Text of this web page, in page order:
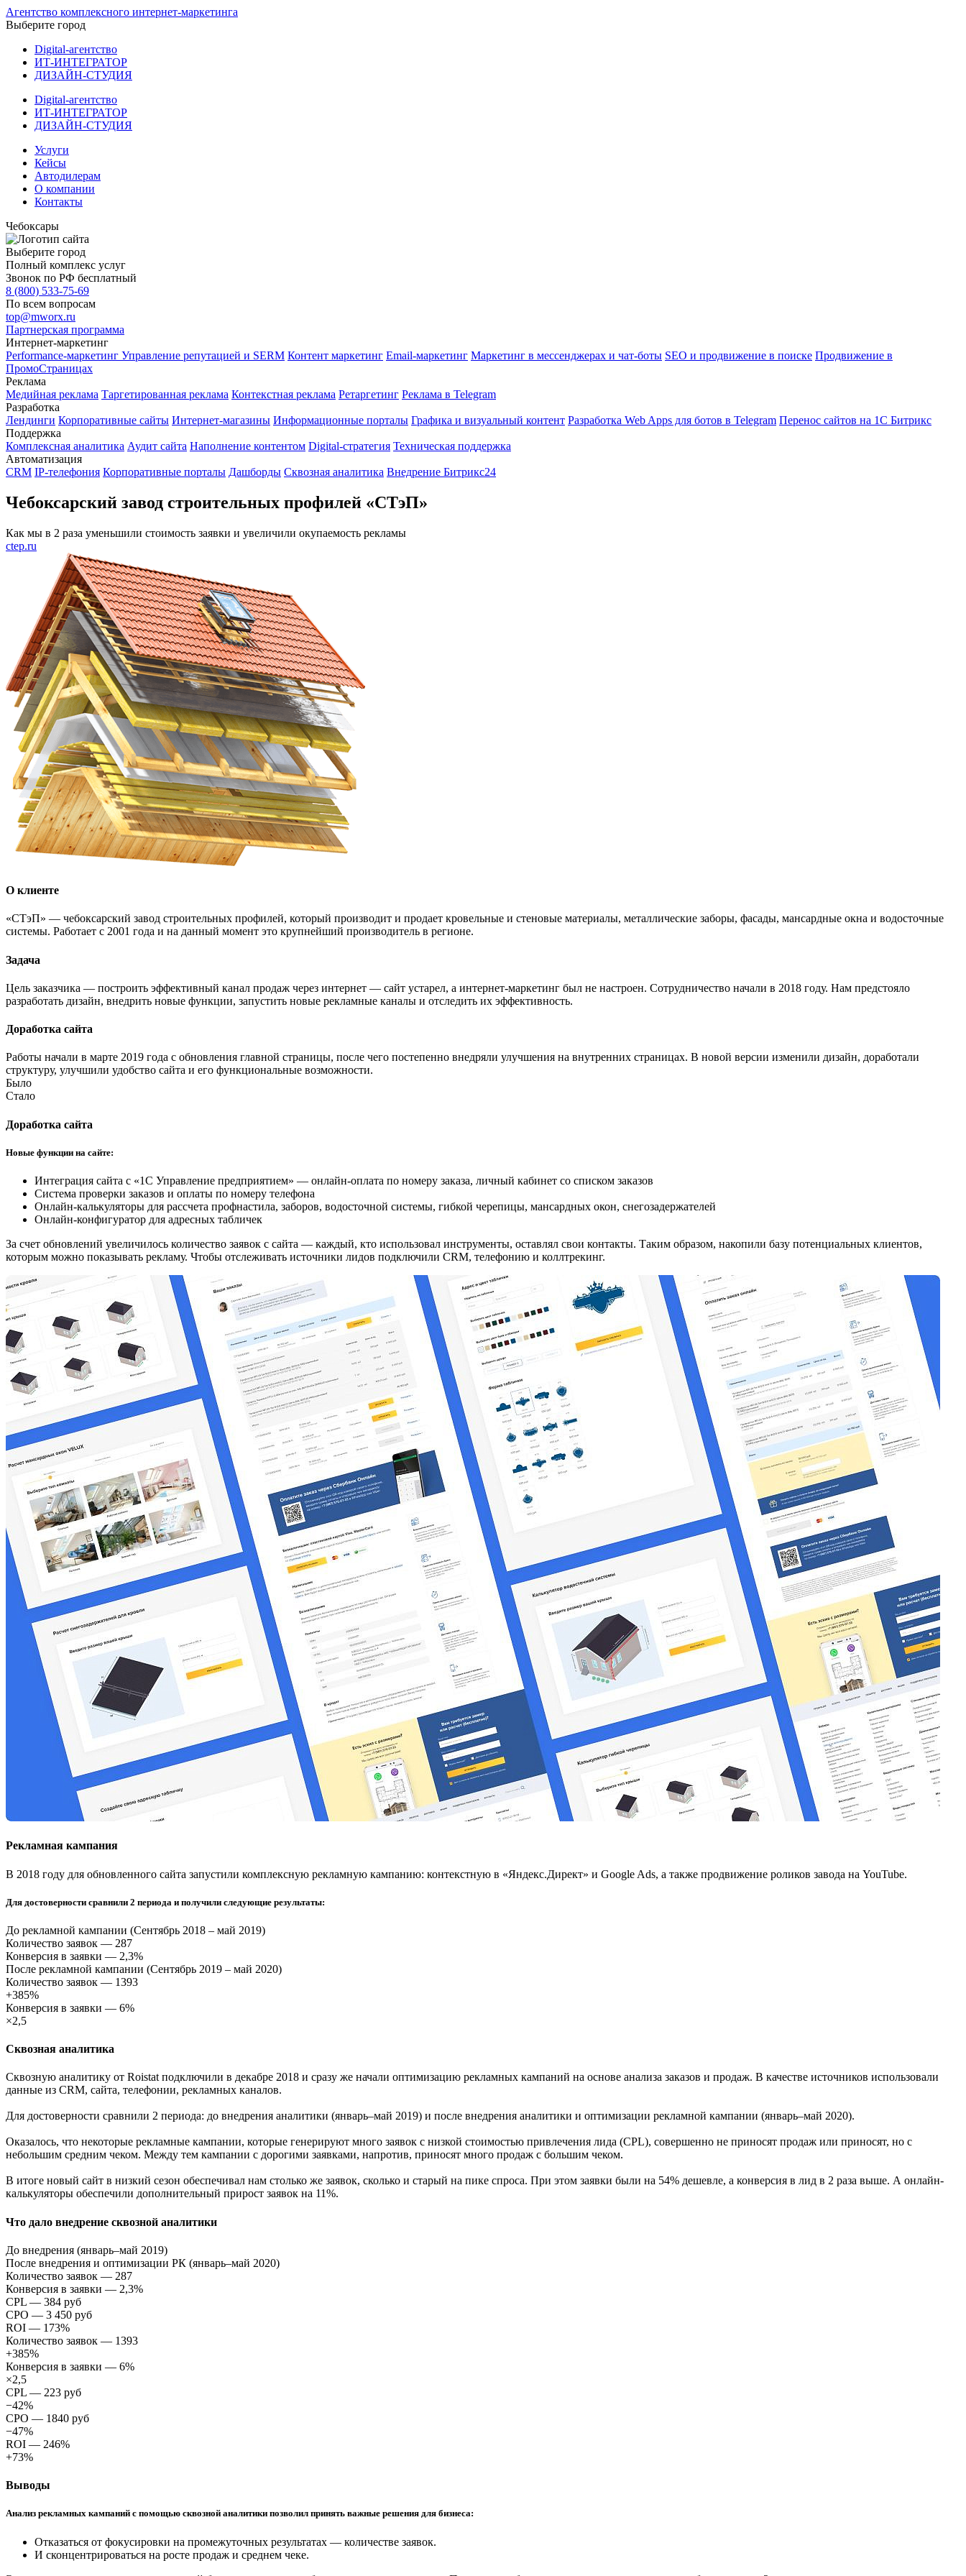
Агентство комплексного интернет-маркетинга
Выберите город
Digital-агентство
ИТ-ИНТЕГРАТОР
ДИЗАЙН-СТУДИЯ
Digital-агентство
ИТ-ИНТЕГРАТОР
ДИЗАЙН-СТУДИЯ
Услуги
Кейсы
Автодилерам
О компании
Контакты
Чебоксары
Выберите город
Полный комплекс услуг
Звонок по РФ бесплатный
8 (800) 533-75-69
По всем вопросам
top@mworx.ru
Партнерская программа
Интернет-маркетинг
Performance-маркетинг Управление репутацией и SERM Контент маркетинг Email-маркетинг Маркетинг в мессенджерах и чат-боты SEO и продвижение в поиске Продвижение в
ПромоСтраницах
Реклама
Медийная реклама Таргетированная реклама Контекстная реклама Ретаргетинг Реклама в Telegram
Разработка
Лендинги Корпоративные сайты Интернет-магазины Информационные порталы Графика и визуальный контент Разработка Web Apps для ботов в Telegram Перенос сайтов на 1С Битрикс
Поддержка
Комплексная аналитика Аудит сайта Наполнение контентом Digital-стратегия Техническая поддержка
Автоматизация
CRM IP-телефония Корпоративные порталы Дашборды Сквозная аналитика Внедрение Битрикс24
Чебоксарский завод строительных профилей «СТэП»
Как мы в 2 раза уменьшили стоимость заявки и увеличили окупаемость рекламы
ctep.ru
О клиенте
«СТэП» — чебоксарский завод строительных профилей, который производит и продает кровельные и стеновые материалы, металлические заборы, фасады, мансардные окна и водосточные
системы. Работает с 2001 года и на данный момент это крупнейший производитель в регионе.
Задача
Цель заказчика — построить эффективный канал продаж через интернет — сайт устарел, а интернет-маркетинг был не настроен. Сотрудничество начали в 2018 году. Нам предстояло
разработать дизайн, внедрить новые функции, запустить новые рекламные каналы и отследить их эффективность.
Доработка сайта
Работы начали в марте 2019 года с обновления главной страницы, после чего постепенно внедряли улучшения на внутренних страницах. В новой версии изменили дизайн, доработали
структуру, улучшили удобство сайта и его функциональные возможности.
Было
Стало
Доработка сайта
Новые функции на сайте:
Интеграция сайта с «1С Управление предприятием» — онлайн-оплата по номеру заказа, личный кабинет со списком заказов
Система проверки заказов и оплаты по номеру телефона
Онлайн-калькуляторы для рассчета профнастила, заборов, водосточной системы, гибкой черепицы, мансардных окон, снегозадержателей
Онлайн-конфигуратор для адресных табличек
За счет обновлений увеличилось количество заявок с сайта — каждый, кто использовал инструменты, оставлял свои контакты. Таким образом, накопили базу потенциальных клиентов,
которым можно показывать рекламу. Чтобы отслеживать источники лидов подключили CRM, телефонию и коллтрекинг.
Рекламная кампания
В 2018 году для обновленного сайта запустили комплексную рекламную кампанию: контекстную в «Яндекс.Директ» и Google Ads, а также продвижение роликов завода на YouTube.
Для достоверности сравнили 2 периода и получили следующие результаты:
До рекламной кампании (Сентябрь 2018 – май 2019)
Количество заявок — 287
Конверсия в заявки — 2,3%
После рекламной кампании (Сентябрь 2019 – май 2020)
Количество заявок — 1393
+385%
Конверсия в заявки — 6%
×2,5
Сквозная аналитика
Сквозную аналитику от Roistat подключили в декабре 2018 и сразу же начали оптимизацию рекламных кампаний на основе анализа заказов и продаж. В качестве источников использовали
данные из CRM, сайта, телефонии, рекламных каналов.
Для достоверности сравнили 2 периода: до внедрения аналитики (январь–май 2019) и после внедрения аналитики и оптимизации рекламной кампании (январь–май 2020).
Оказалось, что некоторые рекламные кампании, которые генерируют много заявок с низкой стоимостью привлечения лида (CPL), совершенно не приносят продаж или приносят, но с
небольшим средним чеком. Между тем кампании с дорогими заявками, напротив, приносят много продаж с большим чеком.
В итоге новый сайт в низкий сезон обеспечивал нам столько же заявок, сколько и старый на пике спроса. При этом заявки были на 54% дешевле, а конверсия в лид в 2 раза выше. А онлайн-
калькуляторы обеспечили дополнительный прирост заявок на 11%.
Что дало внедрение сквозной аналитики
До внедрения (январь–май 2019)
После внедрения и оптимизации РК (январь–май 2020)
Количество заявок — 287
Конверсия в заявки — 2,3%
CPL — 384 руб
CPO — 3 450 руб
ROI — 173%
Количество заявок — 1393
+385%
Конверсия в заявки — 6%
×2,5
CPL — 223 руб
−42%
CPO — 1840 руб
−47%
ROI — 246%
+73%
Выводы
Анализ рекламных кампаний с помощью сквозной аналитики позволил принять важные решения для бизнеса:
Отказаться от фокусировки на промежуточных результатах — количестве заявок.
И сконцентрироваться на росте продаж и среднем чеке.